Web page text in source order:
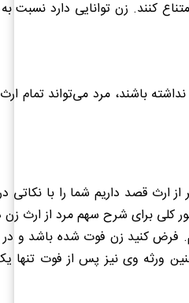
کنند. زن توانایی دارد نسبت
باشند، مرد می‌تواند تمام
ارث قصد داریم شما را با نکاتی
کلی برای شرح سهم مرد از ارث
فرض کنید زن فوت شده باشد و
ورثه وی نیز پس از فوت تنها